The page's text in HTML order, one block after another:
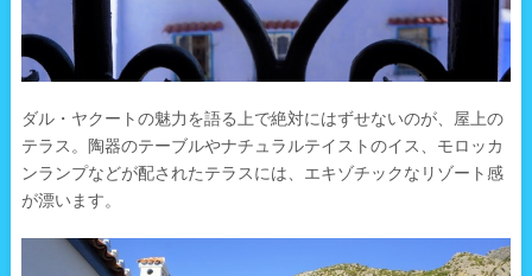
ダル・ヤクートの魅力を語る上で絶対にはずせないのが、屋上の
テラス。陶器のテーブルやナチュラルテイストのイス、モロッカ
ンランプなどが配されたテラスには、エキゾチックなリゾート感
が漂います。